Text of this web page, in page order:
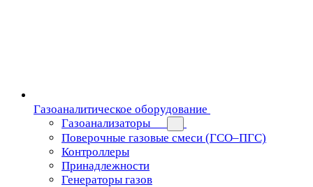
Газоаналитическое оборудование
Газоанализаторы
Поверочные газовые смеси (ГСО–ПГС)
Контроллеры
Принадлежности
Генераторы газов